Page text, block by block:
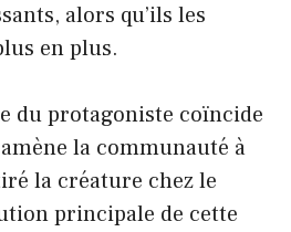
alors qu’ils les
en plus.
du protagoniste coïncide
la communauté à
la créature chez le
principale de cette